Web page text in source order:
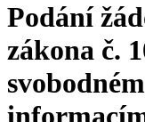
Podání
zákona č.